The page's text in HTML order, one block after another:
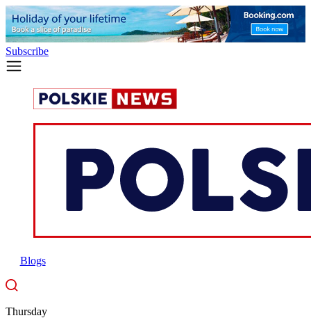
Subscribe
Blogs
Thursday